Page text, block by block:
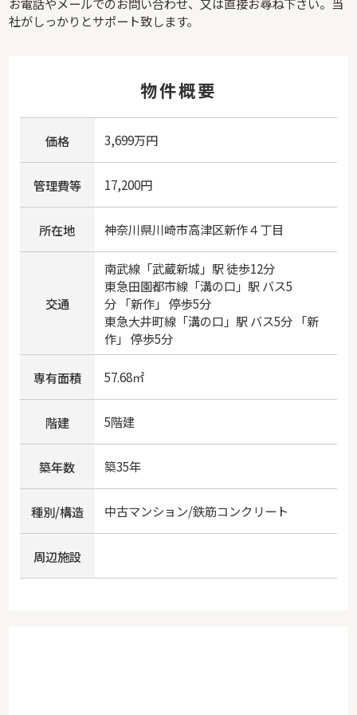
社がしっかりとサポート致します。
物件概要
価格 3,699万円
管理費等 17,200円
所在地 神奈川県川崎市高津区新作４丁目
交通
南武線「武蔵新城」駅 徒歩12分
東急田園都市線「溝の口 」駅 バス5
分 「新作」 停歩5分
東急大井町線「溝の口 」駅 バス5分 「新
作」 停歩5分
専有面積 57.68㎡
階建 5階建
築年数 築35年
種別/構造 中古マンション/鉄筋コンクリート
周辺施設